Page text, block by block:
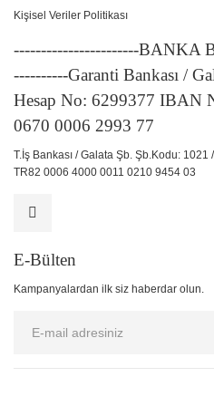
Kişisel Veriler Politikası
-----------------------BANKA
----------Garanti Bankası /
Hesap No: 6299377 IBAN
0670 0006 2993 77
T.İş Bankası / Galata Şb. Şb.Kodu:
TR82 0006 4000 0011 0210 9454 03
E-Bülten
Kampanyalardan ilk siz haberdar olun.